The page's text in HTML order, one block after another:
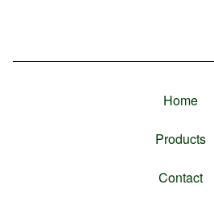
Home
Products
Contact